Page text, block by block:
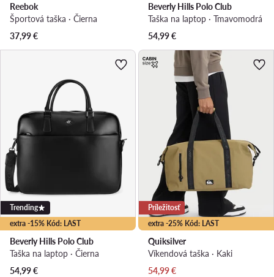
Reebok
Športová taška · Čierna
37,99€
Beverly Hills Polo Club
Taška na laptop · Tmavomodrá
54,99€
extra -15% Kód: LAST
Trending
Beverly Hills Polo Club
Taška na laptop · Čierna
54,99€
extra -25% Kód: LAST
Príležitosť
Quiksilver
Víkendová taška · Kaki
Aktuálna cena
54,99€